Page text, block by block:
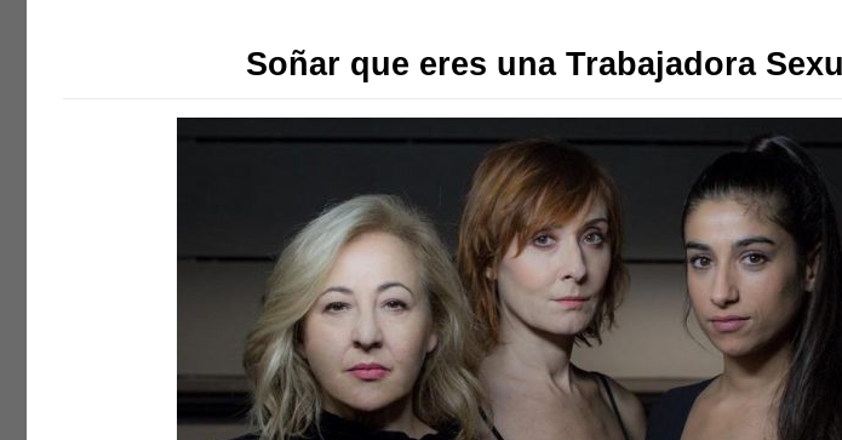
Soñar que eres una Trabajadora